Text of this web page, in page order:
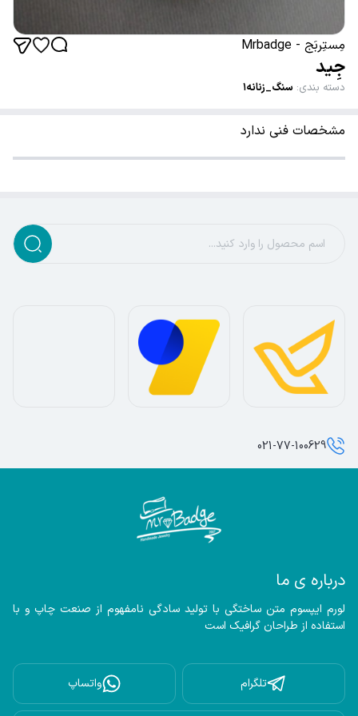
مِستِربَج - Mrbadge
جِید
دسته بندی: سنگ_زنانه۱
مشخصات فنی ندارد
درباره ی ما
استفاده از طراحان گرافیک است
تلگرام واتساپ
021-77-100629